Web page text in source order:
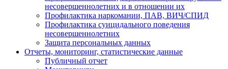
несовершеннолетних и в отношении их
Профилактика наркомании, ПАВ, ВИЧ/СПИД
Профилактика суицидального поведения
несовершеннолетних
Защита персональных данных
Отчеты, мониторинг, статистические данные
Публичный отчет